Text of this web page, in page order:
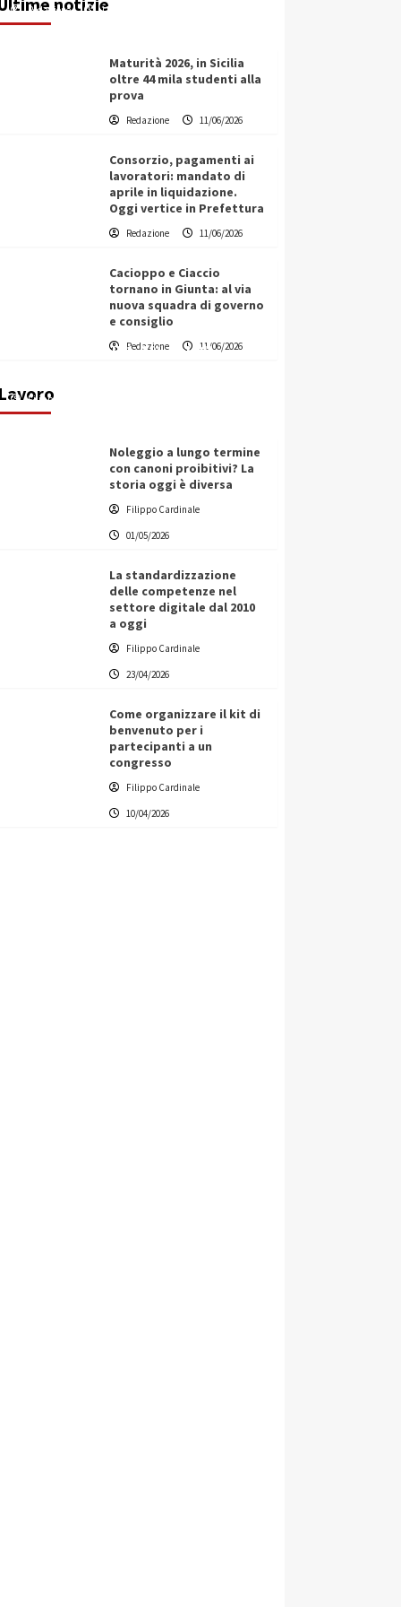
Redazione 11/06/2026
Maturità 2026, in Sicilia
oltre 44 mila studenti alla
prova
Redazione 11/06/2026
Consorzio, pagamenti ai
lavoratori: mandato di
aprile in liquidazione.
Oggi vertice in Prefettura
Redazione 11/06/2026
Cacioppo e Ciaccio
tornano in Giunta: al via
nuova squadra di governo
e consiglio
Redazione 11/06/2026
Lavoro
Vino in Italia: il giro d’affari
contribuisce all’1,1% del PIL
Filippo Cardinale
Noleggio a lungo termine
con canoni proibitivi? La
storia oggi è diversa
Filippo Cardinale
01/05/2026
La standardizzazione
delle competenze nel
settore digitale dal 2010
a oggi
Filippo Cardinale
23/04/2026
Come organizzare il kit di
benvenuto per i
partecipanti a un
congresso
Filippo Cardinale
10/04/2026